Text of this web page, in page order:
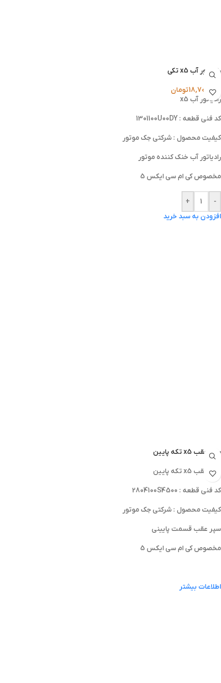
رادیاتور آب x5 تکی
18,700,000تومان
رادیاتور آب x5
کد فنی قطعه : 1301100U00DY
کیفیت محصول : شرکتی جک موتور
رادیاتور آب خنک کننده موتور
مخصوص کی ام سی ایکس 5
-
+
افزودن به سبد خرید
سپر عقب x5 تکه پایین
سپر عقب x5 تکه پایین
کد فنی قطعه : 2804100S4500
کیفیت محصول : شرکتی جک موتور
سپر عقب قسمت پایینی
مخصوص کی ام سی ایکس 5
اطلاعات بیشتر